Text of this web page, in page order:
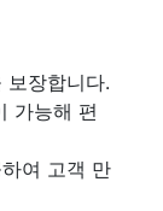
보장합니다.
가능해 편
여 고객 만